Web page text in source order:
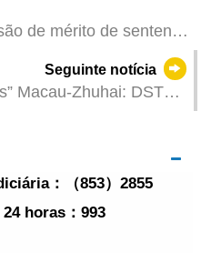
de mérito de sentença
provar a aplicabilidade
resultado mais favorável
Seguinte notícia
Macau-Zhuhai: DST
base em Hong Kong
para expandir
：（853）2855
horas：993